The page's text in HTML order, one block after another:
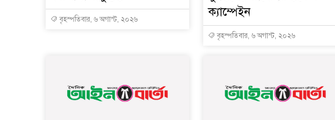
বৃহস্পতিবার, ৬ অগাস্ট, ২০২৬
ক্যাম্পেইন
বৃহস্পতিবার, ৬ অগাস্ট, ২০২৬